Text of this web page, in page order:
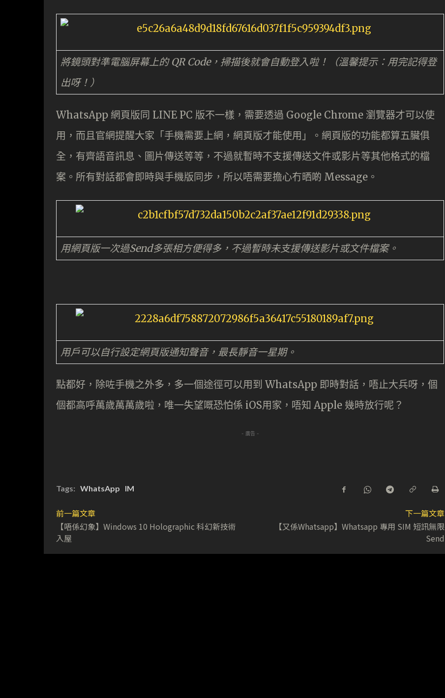
將鏡頭對準電腦屏幕上的 QR Code，掃描後就會自動登入啦！（溫馨提示：用完記得登
出呀！）
WhatsApp 網頁版同 LINE PC 版不一樣，需要透過 Google Chrome 瀏覽器才可以使
用，而且官網提醒大家「手機需要上網，網頁版才能使用」。網頁版的功能都算五臟俱
全，有齊語音訊息、圖片傳送等等，不過就暫時不支援傳送文件或影片等其他格式的檔
案。所有對話都會即時與手機版同步，所以唔需要擔心冇晒啲 Message。
用網頁版一次過Send多張相方便得多，不過暫時未支援傳送影片或文件檔案。
用戶可以自行設定網頁版通知聲音，最長靜音一星期。
點都好，除咗手機之外多，多一個途徑可以用到 WhatsApp 即時對話，唔止大兵呀，個
個都高呼萬歲萬萬歲啦，唯一失望嘅恐怕係 iOS用家，唔知 Apple 幾時放行呢？
- 廣告 -
Tags: WhatsApp IM
前一篇文章
【唔係幻象】Windows 10 Holographic 科幻新技術
入屋
下一篇文章
【又係Whatsapp】Whatsapp 專用 SIM 短訊無限
Send